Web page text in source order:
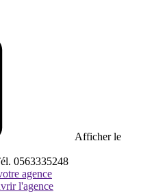
Afficher le
0563335248
agence
l'agence